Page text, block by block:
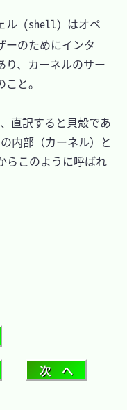
ル (shell) はオペ
ーのためにインタ
り、カーネルのサー
と。
直訳すると貝殻であ
内部（カーネル）と
らこのように呼ばれ